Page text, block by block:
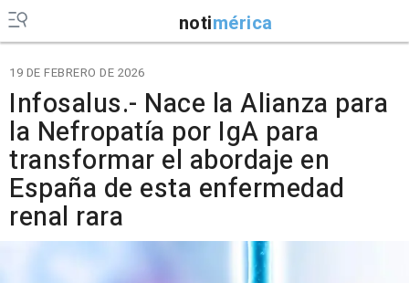
notimérica
19 DE FEBRERO DE 2026
Infosalus.- Nace la Alianza para
la Nefropatía por IgA para
transformar el abordaje en
España de esta enfermedad
renal rara